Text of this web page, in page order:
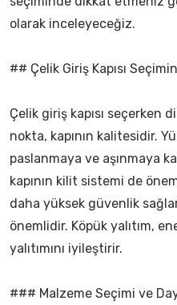
olarak inceleyeceğiz.
## Çelik Giriş Kapısı
Çelik giriş kapısı seçerken
nokta, kapının kalitesidir.
paslanmaya ve aşınmaya
kapının kilit sistemi de
daha yüksek güvenlik sağlar.
önemlidir. Köpük yalıtım,
yalıtımını iyileştirir.
### Malzeme Seçimi ve